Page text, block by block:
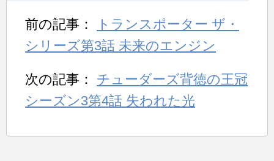
前の記事：
トランスポーター ザ・
シリーズ第3話 未来のエンジン
次の記事： チューダーズ背徳の王冠
シーズン3第4話 失われた光